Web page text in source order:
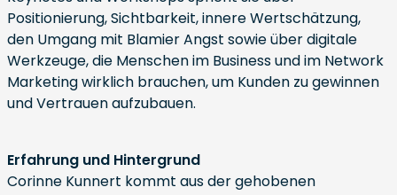
Positionierung, Sichtbarkeit, innere Wertschätzung,
den Umgang mit Blamier Angst sowie über digitale
Werkzeuge, die Menschen im Business und im Network
Marketing wirklich brauchen, um Kunden zu gewinnen
und Vertrauen aufzubauen.
Erfahrung und Hintergrund
Corinne Kunnert kommt aus der gehobenen